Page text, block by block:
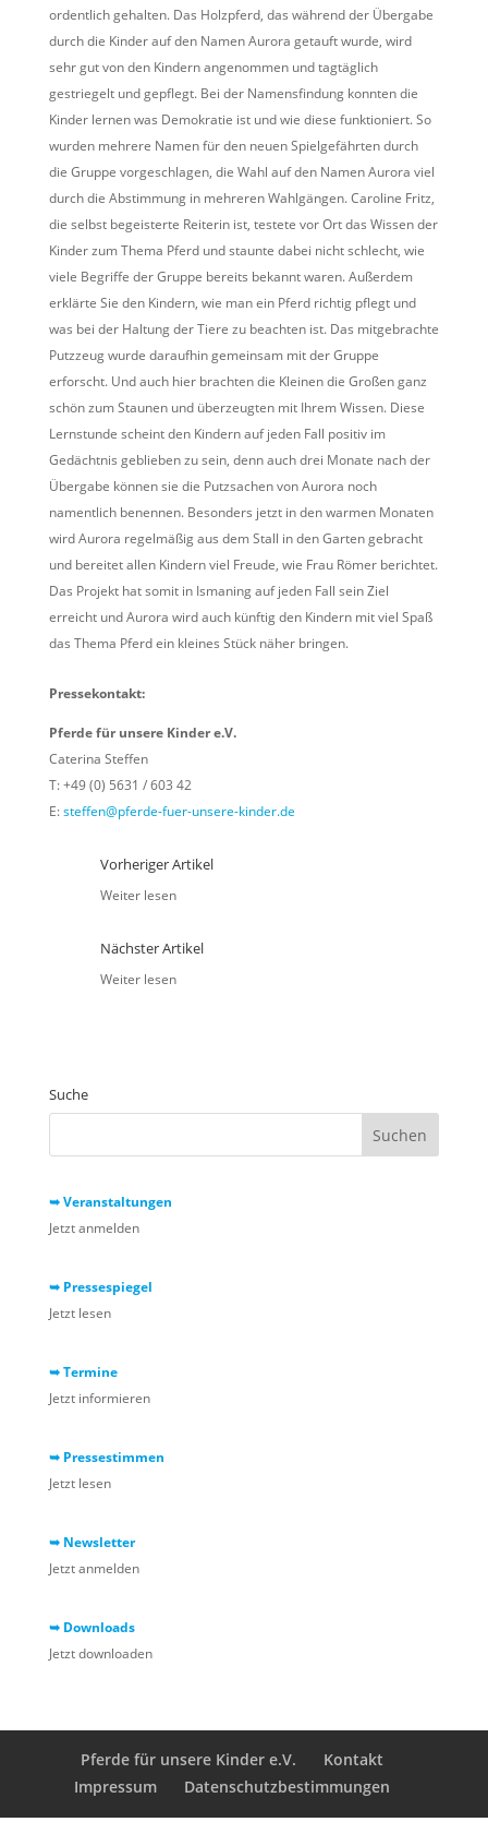
ordentlich gehalten. Das Holzpferd, das während der Übergabe
durch die Kinder auf den Namen Aurora getauft wurde, wird
sehr gut von den Kindern angenommen und tagtäglich
gestriegelt und gepflegt. Bei der Namensfindung konnten die
Kinder lernen was Demokratie ist und wie diese funktioniert. So
wurden mehrere Namen für den neuen Spielgefährten durch
die Gruppe vorgeschlagen, die Wahl auf den Namen Aurora viel
durch die Abstimmung in mehreren Wahlgängen. Caroline Fritz,
die selbst begeisterte Reiterin ist, testete vor Ort das Wissen der
Kinder zum Thema Pferd und staunte dabei nicht schlecht, wie
viele Begriffe der Gruppe bereits bekannt waren. Außerdem
erklärte Sie den Kindern, wie man ein Pferd richtig pflegt und
was bei der Haltung der Tiere zu beachten ist. Das mitgebrachte
Putzzeug wurde daraufhin gemeinsam mit der Gruppe
erforscht. Und auch hier brachten die Kleinen die Großen ganz
schön zum Staunen und überzeugten mit Ihrem Wissen. Diese
Lernstunde scheint den Kindern auf jeden Fall positiv im
Gedächtnis geblieben zu sein, denn auch drei Monate nach der
Übergabe können sie die Putzsachen von Aurora noch
namentlich benennen. Besonders jetzt in den warmen Monaten
wird Aurora regelmäßig aus dem Stall in den Garten gebracht
und bereitet allen Kindern viel Freude, wie Frau Römer berichtet.
Das Projekt hat somit in Ismaning auf jeden Fall sein Ziel
erreicht und Aurora wird auch künftig den Kindern mit viel Spaß
das Thema Pferd ein kleines Stück näher bringen.
Pressekontakt:
Pferde für unsere Kinder e.V.
Caterina Steffen
T: +49 (0) 5631 / 603 42
E:steffen@pferde-fuer-unsere-kinder.de
Vorheriger Artikel
Weiter lesen
Nächster Artikel
Weiter lesen
Suche
➥ Veranstaltungen
Jetzt anmelden
➥ Pressespiegel
Jetzt lesen
➥ Termine
Jetzt informieren
➥ Pressestimmen
Jetzt lesen
➥ Newsletter
Jetzt anmelden
➥ Downloads
Jetzt downloaden
Pferde für unsere Kinder e.V.
Kontakt
Impressum
Datenschutzbestimmungen